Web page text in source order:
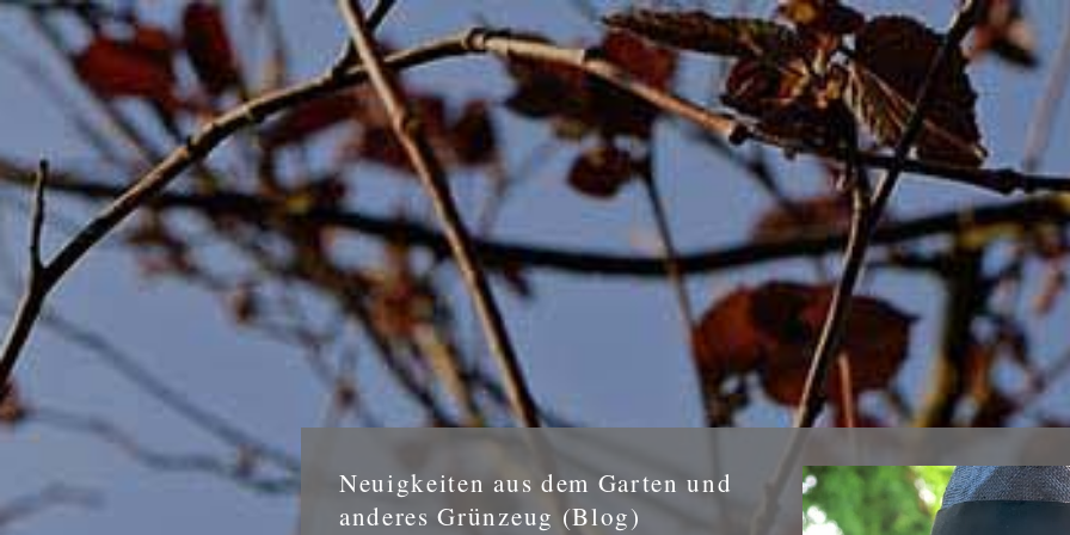
Neuigkeiten aus dem Garten und
anderes Grünzeug (Blog)